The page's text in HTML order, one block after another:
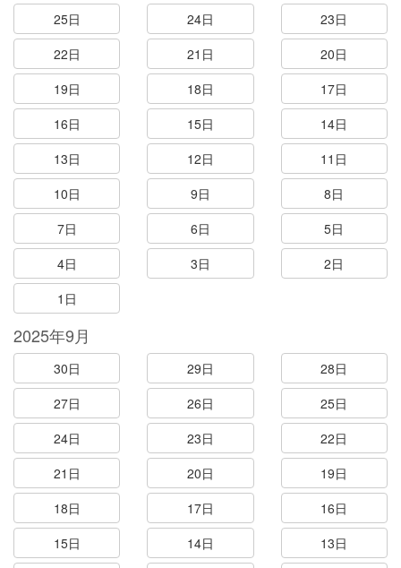
25日
24日
23日
22日
21日
20日
19日
18日
17日
16日
15日
14日
13日
12日
11日
10日
9日
8日
7日
6日
5日
4日
3日
2日
1日
2025年9月
30日 29日
28日
27日
26日
25日
24日
23日
22日
21日
20日
19日
18日
17日
16日
15日
14日
13日